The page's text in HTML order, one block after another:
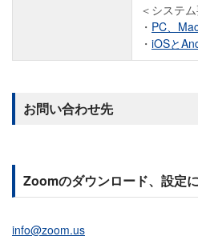
＜システ
PC、
iOSと
お問い合わせ先
Zoomのダウンロード、設定
info@zoom.us